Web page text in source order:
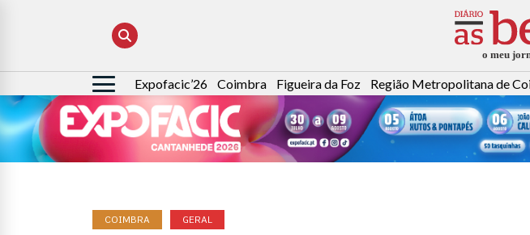
Pesquisar
por:
Expofacic’26 Coimbra Figueira da Foz Região Metropolitana de
COIMBRA GERAL